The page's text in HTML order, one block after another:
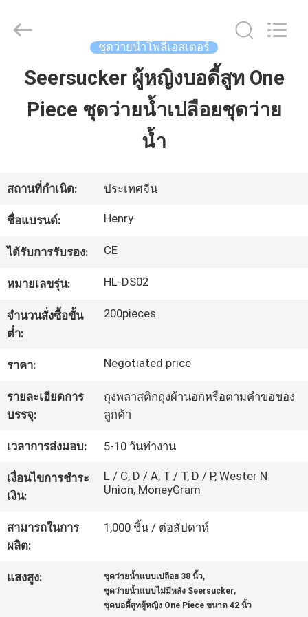
บ้าน
เกี่ยว
กับ
เรา
โรงงาน
คุณภาพ
ติดต่อ
เรา
503
SERVICE
TEMPORARILY
Textile
Trading
Reserved.
ชุดว่ายน้ำโพลีเอสเตอร์
Seersucker ผู้หญิงบอดี้สูท One
Piece ชุดว่ายน้ำเปลือยชุดว่าย
น้ำ
สถานที่กำเนิด: ประเทศจีน
ชื่อแบรนด์: Henry
ได้รับการรับรอง: CE
หมายเลขรุ่น: HL-DS02
จำนวนสั่งซื้อขั้น
ต่ำ:
200pieces
ราคา: Negotiated price
รายละเอียดการ
บรรจุ:
ถุงพลาสติกถุงผ้านอกหรือตามคำขอของ
ลูกค้า
เวลาการส่งมอบ: 5-10 วันทำงาน
เงื่อนไขการชำระ
เงิน:
L / C, D / A, T / T, D / P, Wester N
Union, MoneyGram
สามารถในการ
ผลิต:
1,000 ชิ้น / ต่อสัปดาห์
แสงสูง: ชุดว่ายน้ำแบบเปลือย 38 นิ้ว,
ชุดว่ายน้ำแบบไม่มีหลัง Seersucker,
ชุดบอดี้สูทผู้หญิง One Piece ขนาด 42 นิ้ว